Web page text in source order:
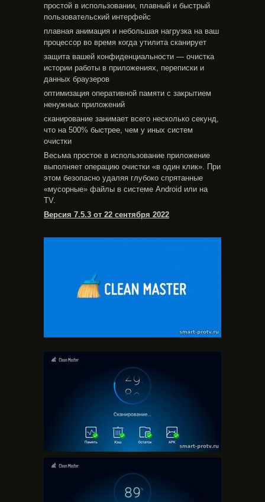
простой в использовании, плавный и быстрый
пользовательский интерфейс
плавная анимация и небольшая нагрузка на ваш
процессор во время когда утилита сканирует
защита вашей конфиденциальности — очистка
истории работы в приложениях, переписки и
данных браузеров
оптимизация оперативной памяти с закрытием
ненужных приложений
сканирование занимает всего несколько секунд,
что на 500% быстрее, чем у иных систем
очистки
Весьма простое в использование приложение
выполняет операцию очистки «в один клик». При
этом безопасно удаляя глубоко спрятанные
«мусорные» файлы в системе Android или на
TV.
Версия 7.5.3 от 22 сентября 2022